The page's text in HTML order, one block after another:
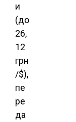
и
(до
26,
12
грн
/$),
пе
ре
да